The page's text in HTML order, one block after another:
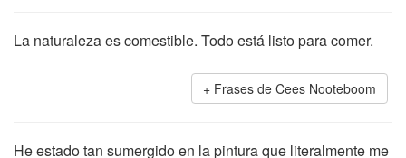
La naturaleza es comestible. Todo está listo para comer.
Frases de Cees Nooteboom
He estado tan sumergido en la pintura que literalmente me